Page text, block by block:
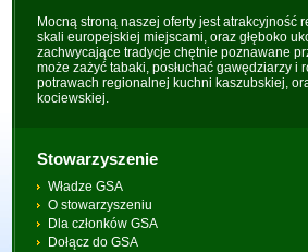
Mocną stroną naszej oferty jest atrakcyjność
skali europejskiej miejscami, oraz głęboko
zachwycające tradycje chętnie poznawane
może zażyć tabaki, posłuchać gawędziarzy i
potrawach regionalnej kuchni kaszubskiej,
kociewskiej.
Stowarzyszenie
Władze GSA
O stowarzyszeniu
Dla członków GSA
Dołącz do GSA